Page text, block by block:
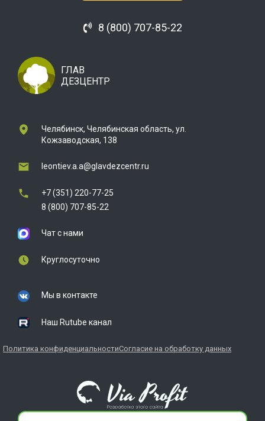
8 (800) 707-85-22
ГЛАВ
ДЕЗЦЕНТР
Челябинск, Челябинская область, ул.
Кожзаводская, 138
leontiev.a.a@glavdezcentr.ru
+7 (351) 220-77-25
8 (800) 707-85-22
Чат с нами
Круглосуточно
Мы в контакте
Наш Rutube канал
Политика конфиденциальностиСогласие на обработку данных